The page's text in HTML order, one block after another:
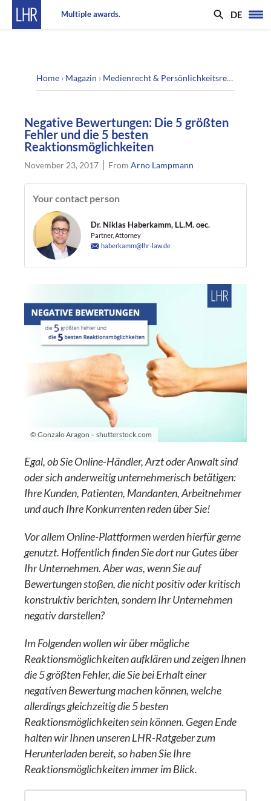
Multiple awards. DE
Home › Magazin › Medienrecht & Persönlichkeitsrecht
Negative Bewertungen: Die 5 größten
Fehler und die 5 besten
Reaktionsmöglichkeiten
November 23, 2017 FromArno Lampmann
Your contact person
Dr. Niklas Haberkamm, LL.M. oec.
Partner, Attorney
haberkamm@lhr-law.de
© Gonzalo Aragon – shutterstock.com
Egal, ob Sie Online-Händler, Arzt oder Anwalt sind
oder sich anderweitig unternehmerisch betätigen:
Ihre Kunden, Patienten, Mandanten, Arbeitnehmer
und auch Ihre Konkurrenten reden über Sie!
Vor allem Online-Plattformen werden hierfür gerne
genutzt. Hoffentlich finden Sie dort nur Gutes über
Ihr Unternehmen. Aber was, wenn Sie auf
Bewertungen stoßen, die nicht positiv oder kritisch
konstruktiv berichten, sondern Ihr Unternehmen
negativ darstellen?
Im Folgenden wollen wir über mögliche
Reaktionsmöglichkeiten aufklären und zeigen Ihnen
die 5 größten Fehler, die Sie bei Erhalt einer
negativen Bewertung machen können, welche
allerdings gleichzeitig die 5 besten
Reaktionsmöglichkeiten sein können. Gegen Ende
halten wir Ihnen unseren LHR-Ratgeber zum
Herunterladen bereit, so haben Sie Ihre
Reaktionsmöglichkeiten immer im Blick.